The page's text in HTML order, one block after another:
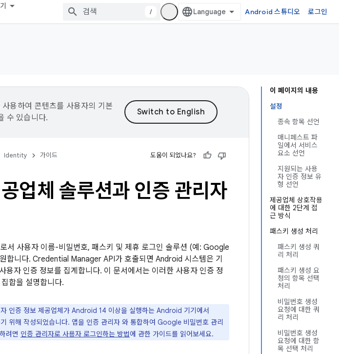
/ Android 스튜디오 로그인
이 페이지의 내용
설정
종속 항목 선언
매니페스트 파
일에서 서비스
요소 선언
지원되는 사용
자 인증 정보 유
형 선언
제공업체 상호작용
에 대한 2단계 접
근 방식
패스키 생성 처리
패스키 생성 쿼
리 처리
패스키 생성 요
청의 항목 선택
처리
비밀번호 생성
요청에 대한 쿼
리 처리
비밀번호 생성
요청에 대한 항
목 선택 처리
용하여 콘텐츠를 사용자의 기본
수 있습니다.
Identity 가이드 도움이 되었나요?
업체 솔루션과 인증 관리자
서 사용자 이름-비밀번호, 패스키 및 제휴 로그인 솔루션 (예: Google
합니다. Credential Manager API가 호출되면 Android 시스템은 기
용자 인증 정보를 집계합니다. 이 문서에서는 이러한 사용자 인증 정
합을 설명합니다.
인증 정보 제공업체가 Android 14 이상을 실행하는 Android 기기에서
위해 작성되었습니다. 앱을 인증 관리자 와 통합하여 Google 비밀번호 관리
려면 인증 관리자로 사용자 로그인하는 방법에 관한 가이드를 읽어보세요.